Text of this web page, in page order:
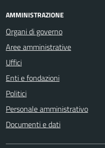
AMMINISTRAZIONE
Organi di governo
Aree amministrative
Uffici
Enti e fondazioni
Politici
Personale amministrativo
Documenti e dati